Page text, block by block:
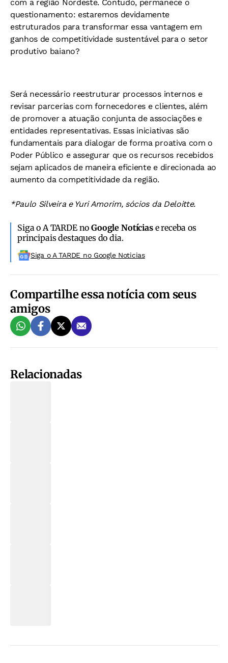
com a região Nordeste. Contudo, permanece o
questionamento: estaremos devidamente
estruturados para transformar essa vantagem em
ganhos de competitividade sustentável para o setor
produtivo baiano?
Será necessário reestruturar processos internos e
revisar parcerias com fornecedores e clientes, além
de promover a atuação conjunta de associações e
entidades representativas. Essas iniciativas são
fundamentais para dialogar de forma proativa com o
Poder Público e assegurar que os recursos recebidos
sejam aplicados de maneira eficiente e direcionada ao
aumento da competitividade da região.
*Paulo Silveira e Yuri Amorim, sócios da Deloitte.
Siga o A TARDE noGoogle Notíciase receba os
principais destaques do dia.
Siga o A TARDE no Google Noticias
Compartilhe essa notícia com seus
amigos
Relacionadas